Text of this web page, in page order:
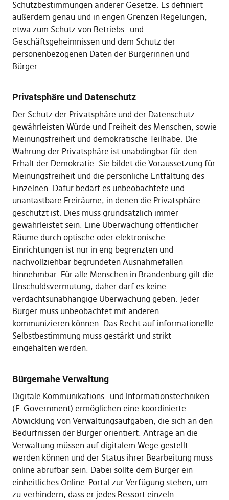
Schutzbestimmungen anderer Gesetze. Es definiert
außerdem genau und in engen Grenzen Regelungen,
etwa zum Schutz von Betriebs- und
Geschäftsgeheimnissen und dem Schutz der
personenbezogenen Daten der Bürgerinnen und
Bürger.
Privatsphäre und Datenschutz
Der Schutz der Privatsphäre und der Datenschutz
gewährleisten Würde und Freiheit des Menschen, sowie
Meinungsfreiheit und demokratische Teilhabe. Die
Wahrung der Privatsphäre ist unabdingbar für den
Erhalt der Demokratie. Sie bildet die Voraussetzung für
Meinungsfreiheit und die persönliche Entfaltung des
Einzelnen. Dafür bedarf es unbeobachtete und
unantastbare Freiräume, in denen die Privatsphäre
geschützt ist. Dies muss grundsätzlich immer
gewährleistet sein. Eine Überwachung öffentlicher
Räume durch optische oder elektronische
Einrichtungen ist nur in eng begrenzten und
nachvollziehbar begründeten Ausnahmefällen
hinnehmbar. Für alle Menschen in Brandenburg gilt die
Unschuldsvermutung, daher darf es keine
verdachtsunabhängige Überwachung geben. Jeder
Bürger muss unbeobachtet mit anderen
kommunizieren können. Das Recht auf informationelle
Selbstbestimmung muss gestärkt und strikt
eingehalten werden.
Bürgernahe Verwaltung
Digitale Kommunikations- und Informationstechniken
(E-Government) ermöglichen eine koordinierte
Abwicklung von Verwaltungsaufgaben, die sich an den
Bedürfnissen der Bürger orientiert. Anträge an die
Verwaltung müssen auf digitalem Wege gestellt
werden können und der Status ihrer Bearbeitung muss
online abrufbar sein. Dabei sollte dem Bürger ein
einheitliches Online-Portal zur Verfügung stehen, um
zu verhindern, dass er jedes Ressort einzeln